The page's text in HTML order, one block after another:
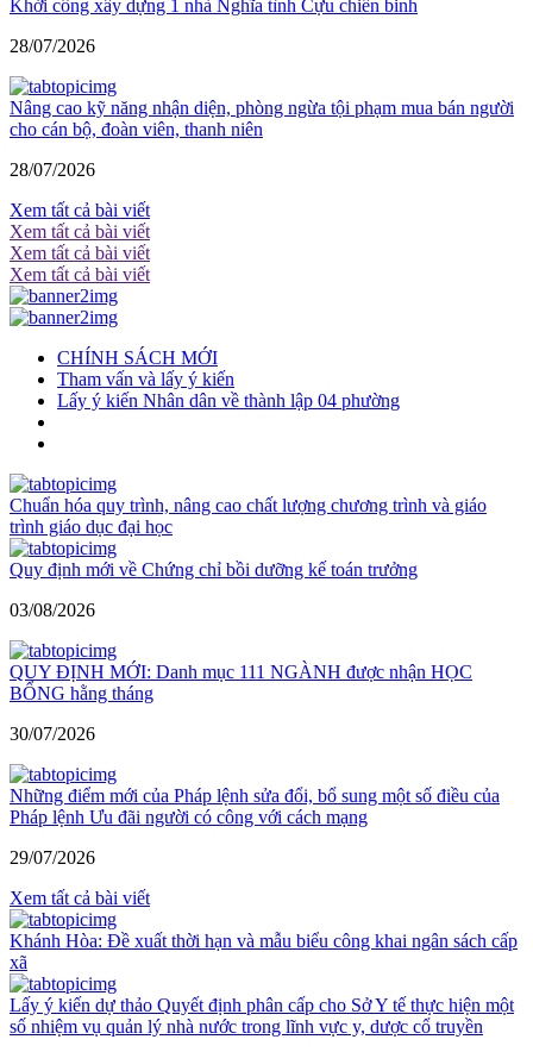
Khởi công xây dựng 1 nhà Nghĩa tình Cựu chiến binh
28/07/2026
Nâng cao kỹ năng nhận diện, phòng ngừa tội phạm mua bán người
cho cán bộ, đoàn viên, thanh niên
28/07/2026
Xem tất cả bài viết
Xem tất cả bài viết
Xem tất cả bài viết
Xem tất cả bài viết
CHÍNH SÁCH MỚI
Tham vấn và lấy ý kiến
Lấy ý kiến Nhân dân về thành lập 04 phường
Chuẩn hóa quy trình, nâng cao chất lượng chương trình và giáo
trình giáo dục đại học
Quy định mới về Chứng chỉ bồi dưỡng kế toán trưởng
03/08/2026
QUY ĐỊNH MỚI: Danh mục 111 NGÀNH được nhận HỌC
BỔNG hằng tháng
30/07/2026
Những điểm mới của Pháp lệnh sửa đổi, bổ sung một số điều của
Pháp lệnh Ưu đãi người có công với cách mạng
29/07/2026
Xem tất cả bài viết
Khánh Hòa: Đề xuất thời hạn và mẫu biểu công khai ngân sách cấp
xã
Lấy ý kiến dự thảo Quyết định phân cấp cho Sở Y tế thực hiện một
số nhiệm vụ quản lý nhà nước trong lĩnh vực y, dược cổ truyền